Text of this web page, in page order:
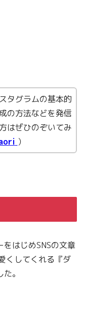
タグラムの基本的
の方法などを発信
はぜひのぞいてみ
）
はじめSNSの文章
くしてくれる『ダ
。